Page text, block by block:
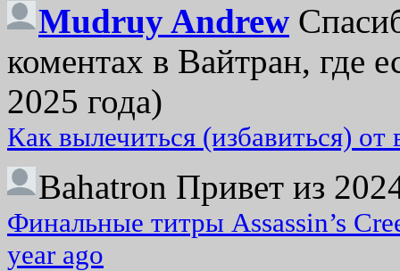
Mudruy Andrew
коментах в Вайтран, где
2025 года)
Как вылечиться (избавиться)
Bahatron Привет из
Финальные титры Assassin’s
year ago